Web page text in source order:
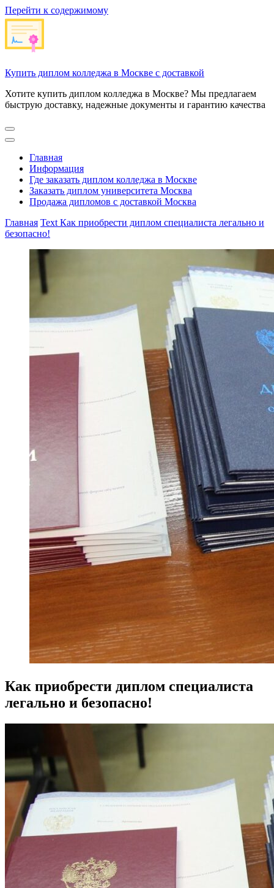
Перейти к содержимому
Купить диплом колледжа в Москве с доставкой
Хотите купить диплом колледжа в Москве? Мы предлагаем
быструю доставку, надежные документы и гарантию качества
Главная
Информация
Где заказать диплом колледжа в Москве
Заказать диплом университета Москва
Продажа дипломов с доставкой Москва
Главная Text Как приобрести диплом специалиста легально и
безопасно!
Как приобрести диплом специалиста
легально и безопасно!